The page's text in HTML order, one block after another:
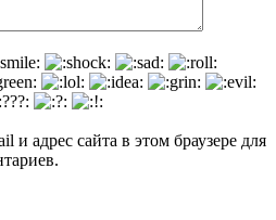
и адрес сайта в этом браузере для